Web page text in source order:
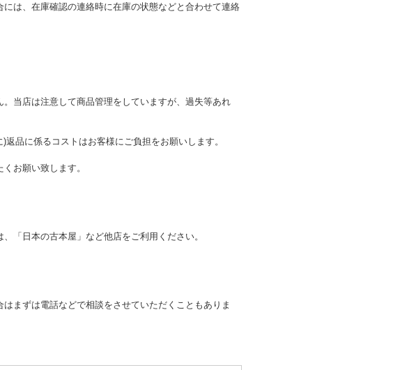
は、在庫確認の連絡時に在庫の状態などと合わせて連絡
当店は注意して商品管理をしていますが、過失等あれ
品に係るコストはお客様にご負担をお願いします。
お願い致します。
「日本の古本屋」など他店をご利用ください。
まずは電話などで相談をさせていただくこともありま